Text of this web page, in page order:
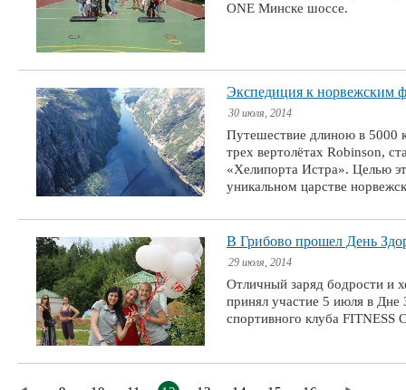
ONE Минске шоссе.
Экспедиция к норвежским
30 июля, 2014
Путешествие длиною в 5000
трех вертолётах Robinson,
«Хелипорта Истра». Целью
уникальном царстве
В Грибово прошел День
29 июля, 2014
Отличный заряд бодрости и
принял участие 5 июля в Дне
спортивного клуба FITNESS